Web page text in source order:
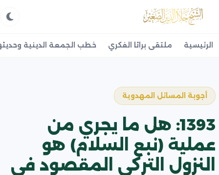
الرئيسية ملتقى براثا الفكري خطب الجمعة الدينية
أجوبة المسائل المهدوية
1393: هل ما يجري من
عملية (نبع السلام) هو
النزول التركي المقصود في